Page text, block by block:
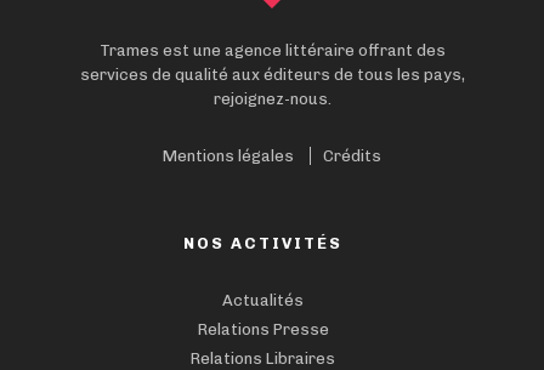
Trames est une agence littéraire offrant des
services de qualité aux éditeurs de tous les pays,
rejoignez-nous.
Mentions légales Crédits
NOS ACTIVITÉS
Actualités
Relations Presse
Relations Libraires